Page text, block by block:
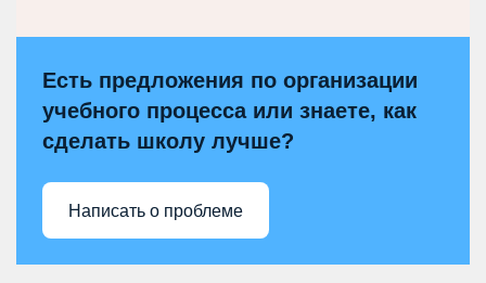
Есть предложения по организации
учебного процесса или знаете, как
сделать школу лучше?
Написать о проблеме